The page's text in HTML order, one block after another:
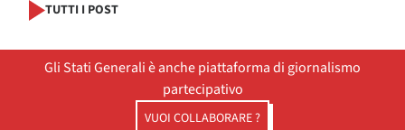
TUTTI I POST
Gli Stati Generali è anche piattaforma di giornalismo
partecipativo
VUOI COLLABORARE ?